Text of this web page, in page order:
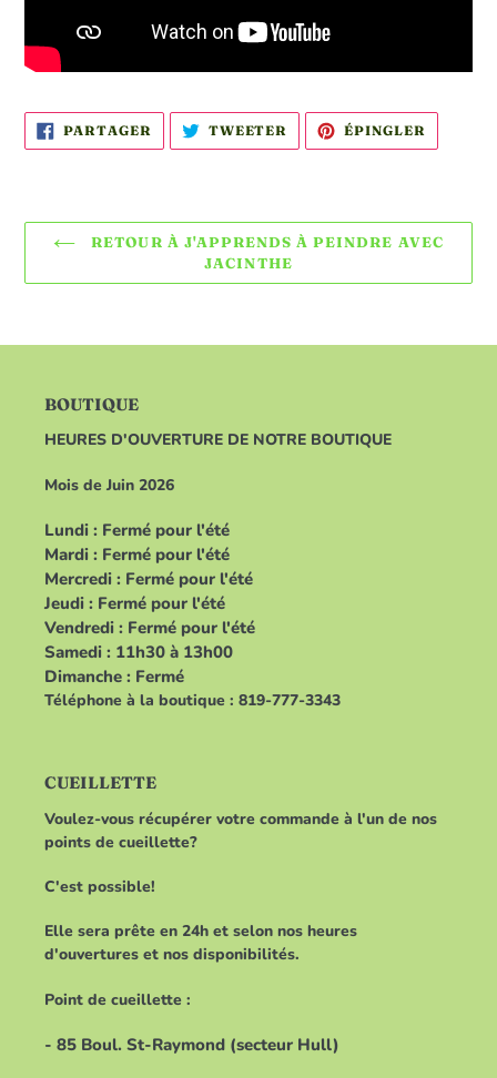
PARTAGER PARTAGER
SUR
FACEBOOK
TWEETER TWEETER
SUR
TWITTER
ÉPINGLER
RETOUR À J'APPRENDS À PEINDRE AVEC
JACINTHE
BOUTIQUE
HEURES D'OUVERTURE DE NOTRE BOUTIQUE
Mois de Juin 2026
Lundi : Fermé pour l'été
Mardi : Fermé pour l'été
Mercredi : Fermé pour l'été
Jeudi : Fermé pour l'été
Vendredi : Fermé pour l'été
Samedi : 11h30 à 13h00
Dimanche : Fermé
Téléphone à la boutique : 819-777-3343
CUEILLETTE
Voulez-vous récupérer votre commande à l'un de nos
points de cueillette?
C'est possible!
Elle sera prête en 24h et selon nos heures
d'ouvertures et nos disponibilités.
Point de cueillette :
- 85 Boul. St-Raymond (secteur Hull)